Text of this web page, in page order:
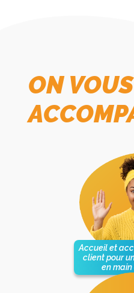
ON VOUS
Accueil et
client pour
en